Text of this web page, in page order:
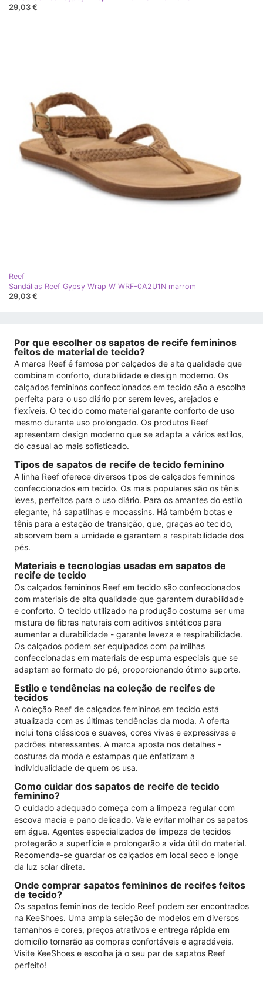
29,03 €
Reef
Sandálias Reef Gypsy Wrap W WRF-0A2U1N marrom
29,03 €
Por que escolher os sapatos de recife femininos
feitos de material de tecido?
A marca Reef é famosa por calçados de alta qualidade que
combinam conforto, durabilidade e design moderno. Os
calçados femininos confeccionados em tecido são a escolha
perfeita para o uso diário por serem leves, arejados e
flexíveis. O tecido como material garante conforto de uso
mesmo durante uso prolongado. Os produtos Reef
apresentam design moderno que se adapta a vários estilos,
do casual ao mais sofisticado.
Tipos de sapatos de recife de tecido feminino
A linha Reef oferece diversos tipos de calçados femininos
confeccionados em tecido. Os mais populares são os tênis
leves, perfeitos para o uso diário. Para os amantes do estilo
elegante, há sapatilhas e mocassins. Há também botas e
tênis para a estação de transição, que, graças ao tecido,
absorvem bem a umidade e garantem a respirabilidade dos
pés.
Materiais e tecnologias usadas em sapatos de
recife de tecido
Os calçados femininos Reef em tecido são confeccionados
com materiais de alta qualidade que garantem durabilidade
e conforto. O tecido utilizado na produção costuma ser uma
mistura de fibras naturais com aditivos sintéticos para
aumentar a durabilidade - garante leveza e respirabilidade.
Os calçados podem ser equipados com palmilhas
confeccionadas em materiais de espuma especiais que se
adaptam ao formato do pé, proporcionando ótimo suporte.
Estilo e tendências na coleção de recifes de
tecidos
A coleção Reef de calçados femininos em tecido está
atualizada com as últimas tendências da moda. A oferta
inclui tons clássicos e suaves, cores vivas e expressivas e
padrões interessantes. A marca aposta nos detalhes -
costuras da moda e estampas que enfatizam a
individualidade de quem os usa.
Como cuidar dos sapatos de recife de tecido
feminino?
O cuidado adequado começa com a limpeza regular com
escova macia e pano delicado. Vale evitar molhar os sapatos
em água. Agentes especializados de limpeza de tecidos
protegerão a superfície e prolongarão a vida útil do material.
Recomenda-se guardar os calçados em local seco e longe
da luz solar direta.
Onde comprar sapatos femininos de recifes feitos
de tecido?
Os sapatos femininos de tecido Reef podem ser encontrados
na KeeShoes. Uma ampla seleção de modelos em diversos
tamanhos e cores, preços atrativos e entrega rápida em
domicílio tornarão as compras confortáveis ​​​​e agradáveis.
Visite KeeShoes e escolha já o seu par de sapatos Reef
perfeito!